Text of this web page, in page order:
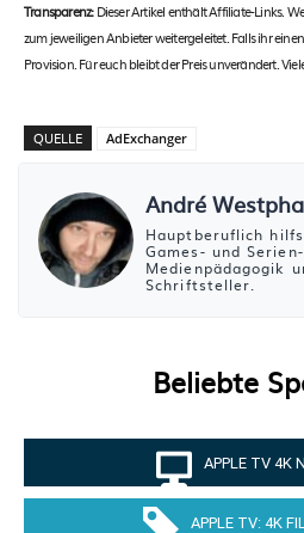
Transparenz:Dieser Artikel enthält Affiliate-Links.
zum jeweiligen Anbieter weitergeleitet. Falls ihr
Provision. Für euch bleibt der Preis unverändert.
QUELLE AdExchanger
André
Hauptberuflich
Games- und
Medienpädagogik
Schriftsteller.
Beliebte
APPLE TV 4K
APPLE TV: 4K